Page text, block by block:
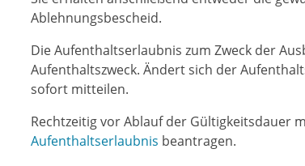
Ablehnungsbescheid.
Die Aufenthaltserlaubnis zum Zweck der
Aufenthaltszweck. Ändert sich der
sofort mitteilen.
Rechtzeitig vor Ablauf der Gültigkeitsdauer
Aufenthaltserlaubnis beantragen.